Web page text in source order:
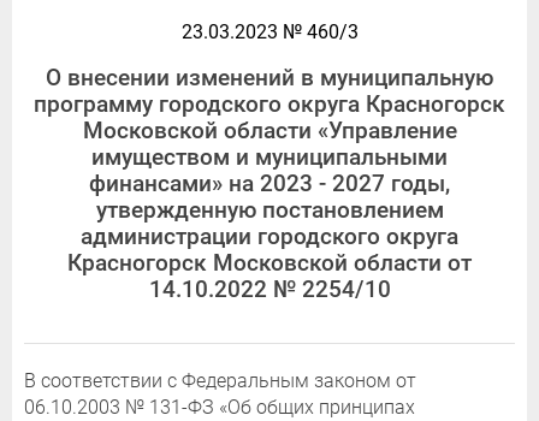
23.03.2023 № 460/3
О внесении изменений в муниципальную
программу городского округа Красногорск
Московской области «Управление
имуществом и муниципальными
финансами» на 2023 - 2027 годы,
утвержденную постановлением
администрации городского округа
Красногорск Московской области от
14.10.2022 № 2254/10
В соответствии с Федеральным законом от
06.10.2003 № 131-ФЗ «Об общих принципах